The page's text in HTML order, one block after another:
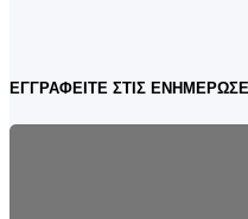
ΕΓΓΡΑΦΕΙΤΕ ΣΤΙΣ